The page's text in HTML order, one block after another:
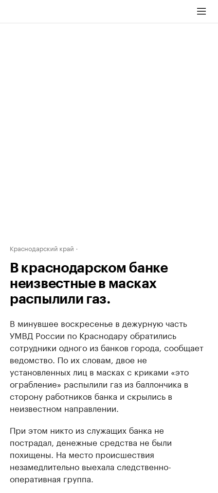
Краснодарский край
В краснодарском банке
неизвестные в масках
распылили газ.
В минувшее воскресенье в дежурную часть
УМВД России по Краснодару обратились
сотрудники одного из банков города, сообщает
ведомство. По их словам, двое не
установленных лиц в масках с криками «это
ограбление» распылили газ из баллончика в
сторону работников банка и скрылись в
неизвестном направлении.
При этом никто из служащих банка не
пострадал, денежные средства не были
похищены. На место происшествия
незамедлительно выехала следственно-
оперативная группа.